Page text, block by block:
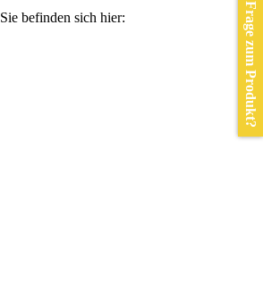
Sie befinden sich hier: Frage zum Produkt?